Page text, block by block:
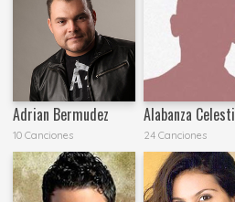
Adrian Bermudez
10 Canciones
Alabanza
24 Canciones